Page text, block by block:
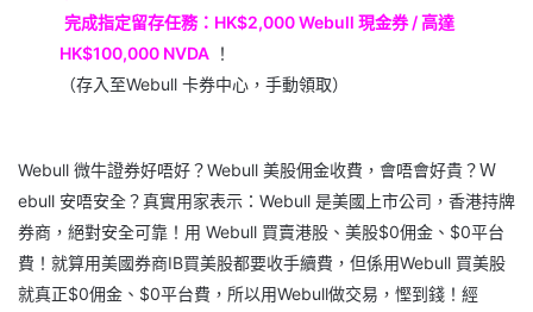
完成指定留存任務：HK$2,000 Webull 現金券 / 高達
HK$100,000 NVDA ！
（存入至Webull 卡券中心，手動領取）
Webull 微牛證券好唔好？Webull 美股佣金收費，會唔會好貴？Ｗ
ebull 安唔安全？真實用家表示：Webull 是美國上市公司，香港持牌
券商，絕對安全可靠！用 Webull 買賣港股、美股$0佣金、$0平台
費！就算用美國券商IB買美股都要收手續費，但係用Webull 買美股
就真正$0佣金、$0平台費，所以用Webull做交易，慳到錢！經